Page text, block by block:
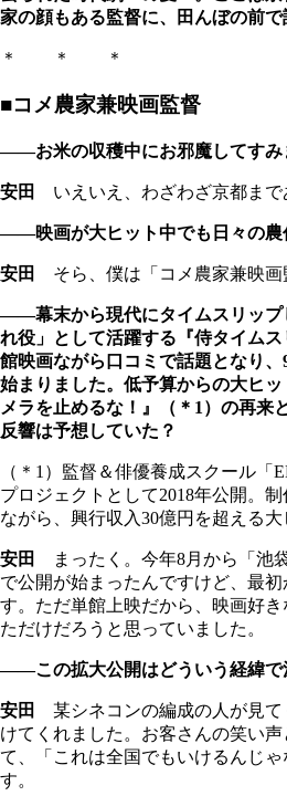
家の顔もある監督に、田んぼの前で
＊ ＊ ＊
■コメ農家兼映画監督
――お米の収穫中にお邪魔してすみ
安田 いえいえ、わざわざ京都まで
――映画が大ヒット中でも日々の農
安田 そら、僕は「コメ農家兼映画
――幕末から現代にタイムスリップ
れ役」として活躍する『侍タイム
館映画ながら口コミで話題となり
始まりました。低予算からの大ヒ
メラを止めるな！』（＊1）の再来
反響は予想していた？
（＊1）監督＆俳優養成スクール「
プロジェクトとして2018年公開。
ながら、興行収入30億円を超える大
安田
まったく。今年8月から「池
で公開が始まったんですけど、最
す。ただ単館上映だから、映画好
ただけだろうと思っていました。
――この拡大公開はどういう経緯で
安田
某シネコンの編成の人が見て
けてくれました。お客さんの笑い
て、「これは全国でもいけるんじ
す。